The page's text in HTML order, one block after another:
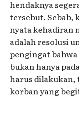
hendaknya
tersebut. Sebab,
nyata kehadiran
adalah resolusi
pengingat
bukan hanya
harus dilakukan,
korban yang